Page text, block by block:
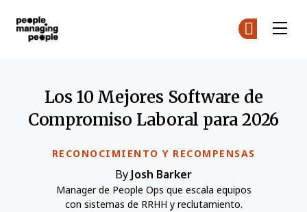
RECONOCIMIENTO Y RECOMPENSAS
Los 10 Mejores Software de
Compromiso Laboral para 2026
By Josh Barker
Manager de People Ops que escala equipos
con sistemas de RRHH y reclutamiento.